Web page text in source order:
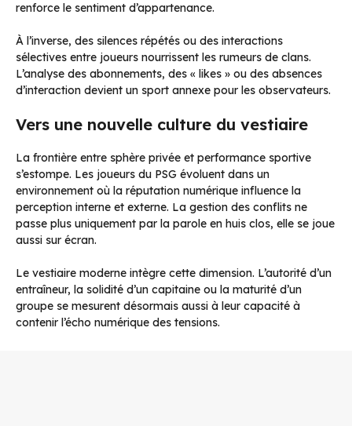
renforce le sentiment d’appartenance.
À l’inverse, des silences répétés ou des interactions
sélectives entre joueurs nourrissent les rumeurs de clans.
L’analyse des abonnements, des « likes » ou des absences
d’interaction devient un sport annexe pour les observateurs.
Vers une nouvelle culture du vestiaire
La frontière entre sphère privée et performance sportive
s’estompe. Les joueurs du PSG évoluent dans un
environnement où la réputation numérique influence la
perception interne et externe. La gestion des conflits ne
passe plus uniquement par la parole en huis clos, elle se joue
aussi sur écran.
Le vestiaire moderne intègre cette dimension. L’autorité d’un
entraîneur, la solidité d’un capitaine ou la maturité d’un
groupe se mesurent désormais aussi à leur capacité à
contenir l’écho numérique des tensions.